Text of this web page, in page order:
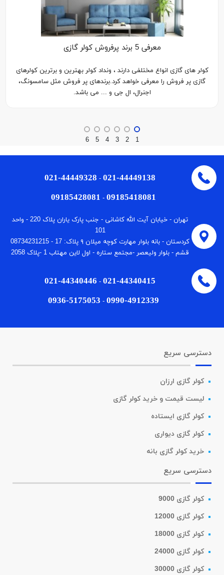
معرفی 5 برند پرفروش کولر گازی
کولر های گازی انواع مختلفی دارند ، ونداد کولر بهترین و برترین کولرهای
گازی پر فروش را معرفی خواهد کرد.برندهای پر فروش مثل سامسونگ،
اجنرال، ال جی و ... می باشد.
1
2
3
4
5
6
021-44449138
-
021-44449328
09185418081
-
09185428081
تهران - خیابان آیت الله کاشانی - جنب پارک یاران پلاک 220 - واحد
101
كردستان - بانه بلوار مهارت كوچه میلان ٩ پلاک: 17 - 08734231215
قشم - بلوار ولیعصر -مجتمع ستاره - اول لاین مهتاب 1 -پلاک 2058
021-44340415
-
021-44340446
0990-4912339
-
0936-5175053
دسترسی سریع
کولر گازی ارزان
لیست قیمت و خرید کولر گازی
کولر گازی ایستاده
کولر گازی دیواری
خرید کولر گازی بانه
دسترسی سریع
کولر گازی 9000
کولر گازی 12000
کولر گازی 18000
کولر گازی 24000
کولر گازی 30000